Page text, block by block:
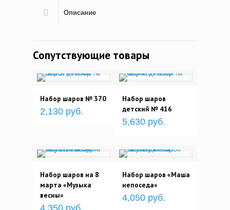
Описание
Сопутствующие товары
Набор шаров № 370
2,130 руб.
Набор шаров
детский № 416
5,630 руб.
Набор шаров на 8
марта «Музыка
весны»
Набор шаров «Маша
непоседа»
4,050 руб.